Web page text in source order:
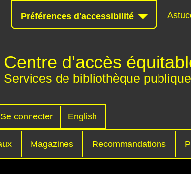
Préférences d'accessibilité
Centre d'accès
Services de bibliothèque
Se connecter English
Magazines Recommandations